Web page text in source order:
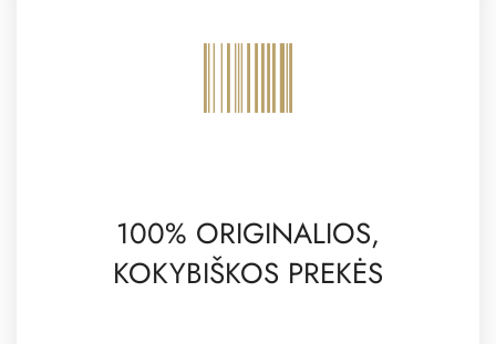
100% ORIGINALIOS,
KOKYBIŠKOS PREKĖS